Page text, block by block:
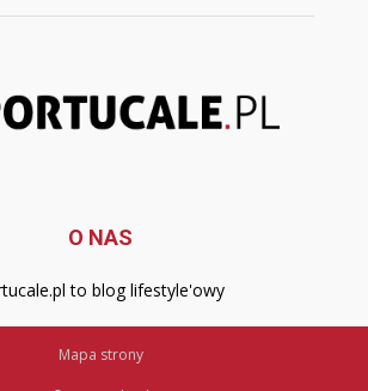
O NAS
to blog lifestyle'owy
Mapa strony